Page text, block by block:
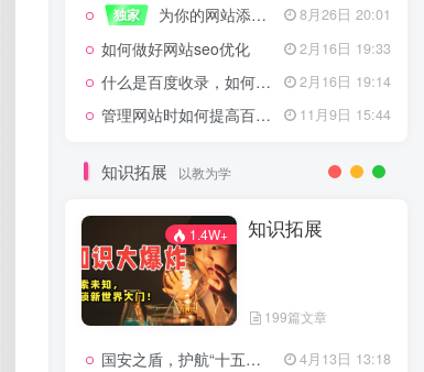
独家 为你的网站添加百度登录 8月26日 20:01
如何做好网站seo优化 2月16日 19:33
什么是百度收录，如何提高收录量？ 2月16日 19:14
管理网站时如何提高百度权重？ 11月9日 15:44
知识拓展 以教为学
1.4W+ 知识拓展
199篇文章
国安之盾，护航“十五五”新征程 4月13日 13:18